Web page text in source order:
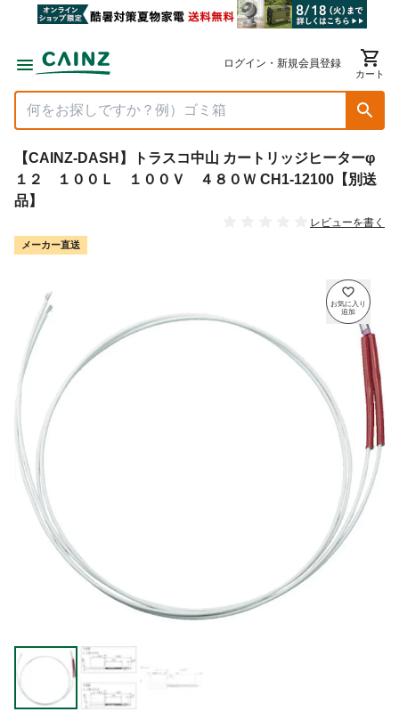
ログイン・新規会員登録
カート
【CAINZ-DASH】トラスコ中山 カートリッジヒーターφ
１２ １００Ｌ １００Ｖ ４８０Ｗ CH1-12100【別送
品】
レビューを書く
メーカー直送